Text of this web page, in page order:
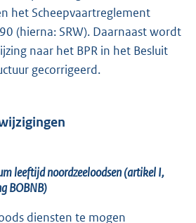
het Scheepvaartreglement
(hierna: SRW). Daarnaast wordt
naar het BPR in het Besluit
gecorrigeerd.
leeftijd noordzeeloodsen (artikel I,
BOBNB)
diensten te mogen